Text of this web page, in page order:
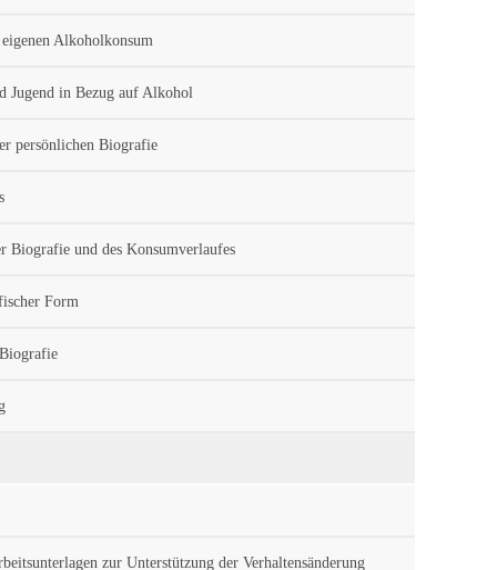
Alkoholkonsum
Jugend in Bezug auf Alkohol
persönlichen Biografie
Biografie und des Konsumverlaufes
Form
zur Unterstützung der Verhaltensänderung